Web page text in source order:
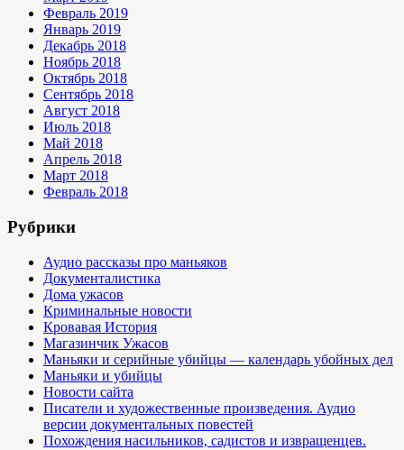
Февраль 2019
Январь 2019
Декабрь 2018
Ноябрь 2018
Октябрь 2018
Сентябрь 2018
Август 2018
Июль 2018
Май 2018
Апрель 2018
Март 2018
Февраль 2018
Рубрики
Аудио рассказы про маньяков
Документалистика
Дома ужасов
Криминальные новости
Кровавая История
Магазинчик Ужасов
Маньяки и серийные убийцы — календарь убойных дел
Маньяки и убийцы
Новости сайта
Писатели и художественные произведения. Аудио
версии документальных повестей
Похождения насильников, садистов и извращенцев.